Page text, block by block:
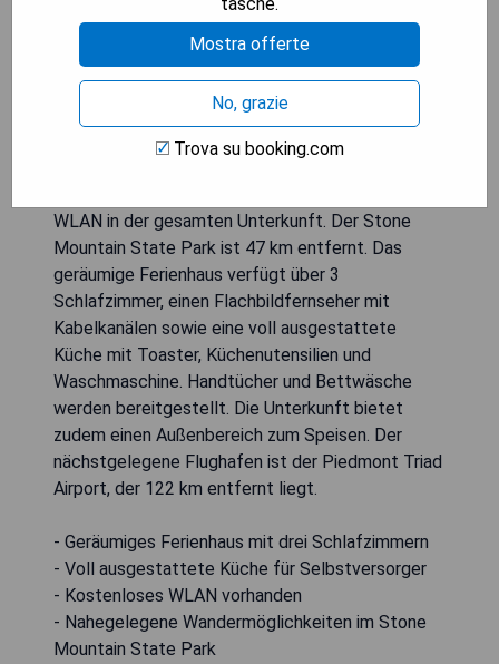
WLAN in der gesamten Unterkunft. Der Stone
Mountain State Park ist 47 km entfernt. Das
geräumige Ferienhaus verfügt über 3
Schlafzimmer, einen Flachbildfernseher mit
Kabelkanälen sowie eine voll ausgestattete
Küche mit Toaster, Küchenutensilien und
Waschmaschine. Handtücher und Bettwäsche
werden bereitgestellt. Die Unterkunft bietet
zudem einen Außenbereich zum Speisen. Der
nächstgelegene Flughafen ist der Piedmont Triad
Airport, der 122 km entfernt liegt.
- Geräumiges Ferienhaus mit drei Schlafzimmern
- Voll ausgestattete Küche für Selbstversorger
- Kostenloses WLAN vorhanden
- Nahegelegene Wandermöglichkeiten im Stone
Mountain State Park
Mostra offerte
No, grazie
Trova su booking.com